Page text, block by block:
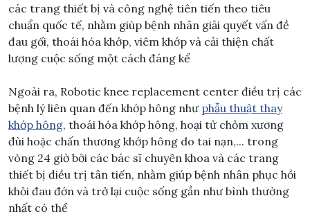
các trang thiết bị và công nghệ tiên tiến theo tiêu
chuẩn quốc tế, nhằm giúp bệnh nhân giải quyết vấn đề
đau gối, thoái hóa khớp, viêm khớp và cải thiện chất
lượng cuộc sống một cách đáng kể
Ngoài ra, Robotic knee replacement center điều trị các
bệnh lý liên quan đến khớp hông như phẫu thuật thay
khớp hông, thoái hóa khớp hông, hoại tử chỏm xương
đùi hoặc chấn thương khớp hông do tai nạn,... trong
vòng 24 giờ bởi các bác sĩ chuyên khoa và các trang
thiết bị điều trị tân tiến, nhằm giúp bệnh nhân phục hồi
khỏi đau đớn và trở lại cuộc sống gần như bình thường
nhất có thể